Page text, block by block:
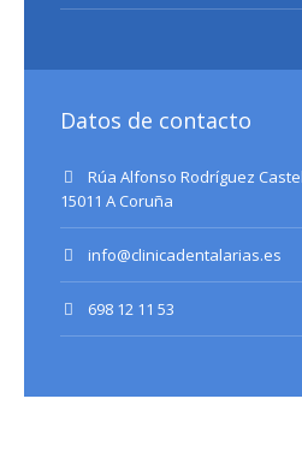
Datos de contacto
Rúa Alfonso Rodríguez
15011 A Coruña
info@clinicadentalarias.es
698 12 11 53